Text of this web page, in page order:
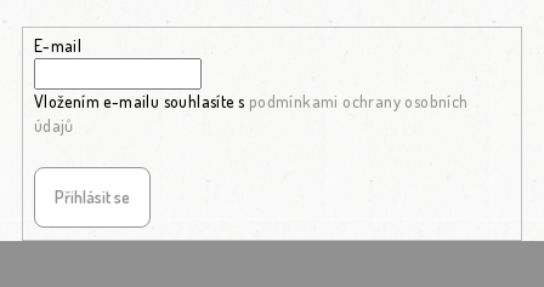
E-mail
Vložením e-mailu souhlasíte s podmínkami ochrany osobních
údajů
Přihlásit se